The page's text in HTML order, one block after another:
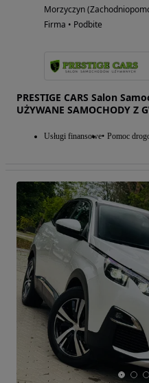
Morzyczyn
Firma • Podbite
PRESTIGE CARS Salon
UŻYWANE SAMOCHODY Z
Usługi finansowe Pomoc